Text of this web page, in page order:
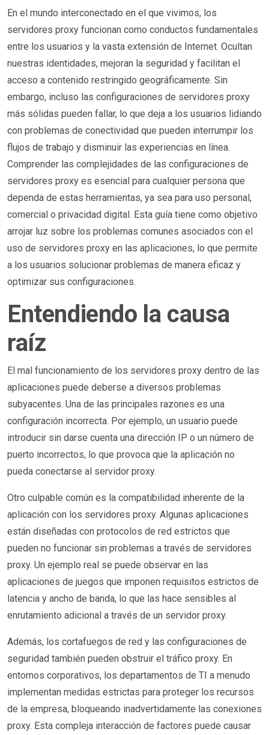
En el mundo interconectado en el que vivimos, los
servidores proxy funcionan como conductos fundamentales
entre los usuarios y la vasta extensión de Internet. Ocultan
nuestras identidades, mejoran la seguridad y facilitan el
acceso a contenido restringido geográficamente. Sin
embargo, incluso las configuraciones de servidores proxy
más sólidas pueden fallar, lo que deja a los usuarios lidiando
con problemas de conectividad que pueden interrumpir los
flujos de trabajo y disminuir las experiencias en línea.
Comprender las complejidades de las configuraciones de
servidores proxy es esencial para cualquier persona que
dependa de estas herramientas, ya sea para uso personal,
comercial o privacidad digital. Esta guía tiene como objetivo
arrojar luz sobre los problemas comunes asociados con el
uso de servidores proxy en las aplicaciones, lo que permite
a los usuarios solucionar problemas de manera eficaz y
optimizar sus configuraciones.
Entendiendo la causa
raíz
El mal funcionamiento de los servidores proxy dentro de las
aplicaciones puede deberse a diversos problemas
subyacentes. Una de las principales razones es una
configuración incorrecta. Por ejemplo, un usuario puede
introducir sin darse cuenta una dirección IP o un número de
puerto incorrectos, lo que provoca que la aplicación no
pueda conectarse al servidor proxy.
Otro culpable común es la compatibilidad inherente de la
aplicación con los servidores proxy. Algunas aplicaciones
están diseñadas con protocolos de red estrictos que
pueden no funcionar sin problemas a través de servidores
proxy. Un ejemplo real se puede observar en las
aplicaciones de juegos que imponen requisitos estrictos de
latencia y ancho de banda, lo que las hace sensibles al
enrutamiento adicional a través de un servidor proxy.
Además, los cortafuegos de red y las configuraciones de
seguridad también pueden obstruir el tráfico proxy. En
entornos corporativos, los departamentos de TI a menudo
implementan medidas estrictas para proteger los recursos
de la empresa, bloqueando inadvertidamente las conexiones
proxy. Esta compleja interacción de factores puede causar